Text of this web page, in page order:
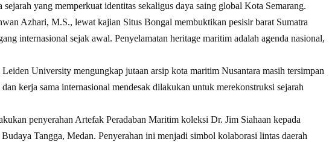
yang memperkuat identitas sekaligus daya saing global Kota Semarang.
Azhari, M.S., lewat kajian Situs Bongal membuktikan pesisir barat Sumatra
internasional sejak awal. Penyelamatan heritage maritim adalah agenda nasional,
University mengungkap jutaan arsip kota maritim Nusantara masih tersimpan
kerja sama internasional mendesak dilakukan untuk merekonstruksi sejarah
penyerahan Artefak Peradaban Maritim koleksi Dr. Jim Siahaan kepada
Tangga, Medan. Penyerahan ini menjadi simbol kolaborasi lintas daerah